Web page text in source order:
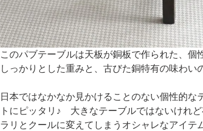
このパブテーブルは天板が銅板で作られた、個
しっかりとした重みと、古びた銅特有の味わい
日本ではなかなか見かけることのない個性的な
トにピッタリ♪ 大きなテーブルではないけれ
ラリとクールに変えてしまうオシャレなアイテ